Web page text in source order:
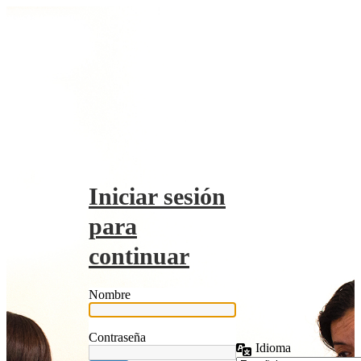
Iniciar sesión
para
continuar
Nombre
Contraseña
Idioma